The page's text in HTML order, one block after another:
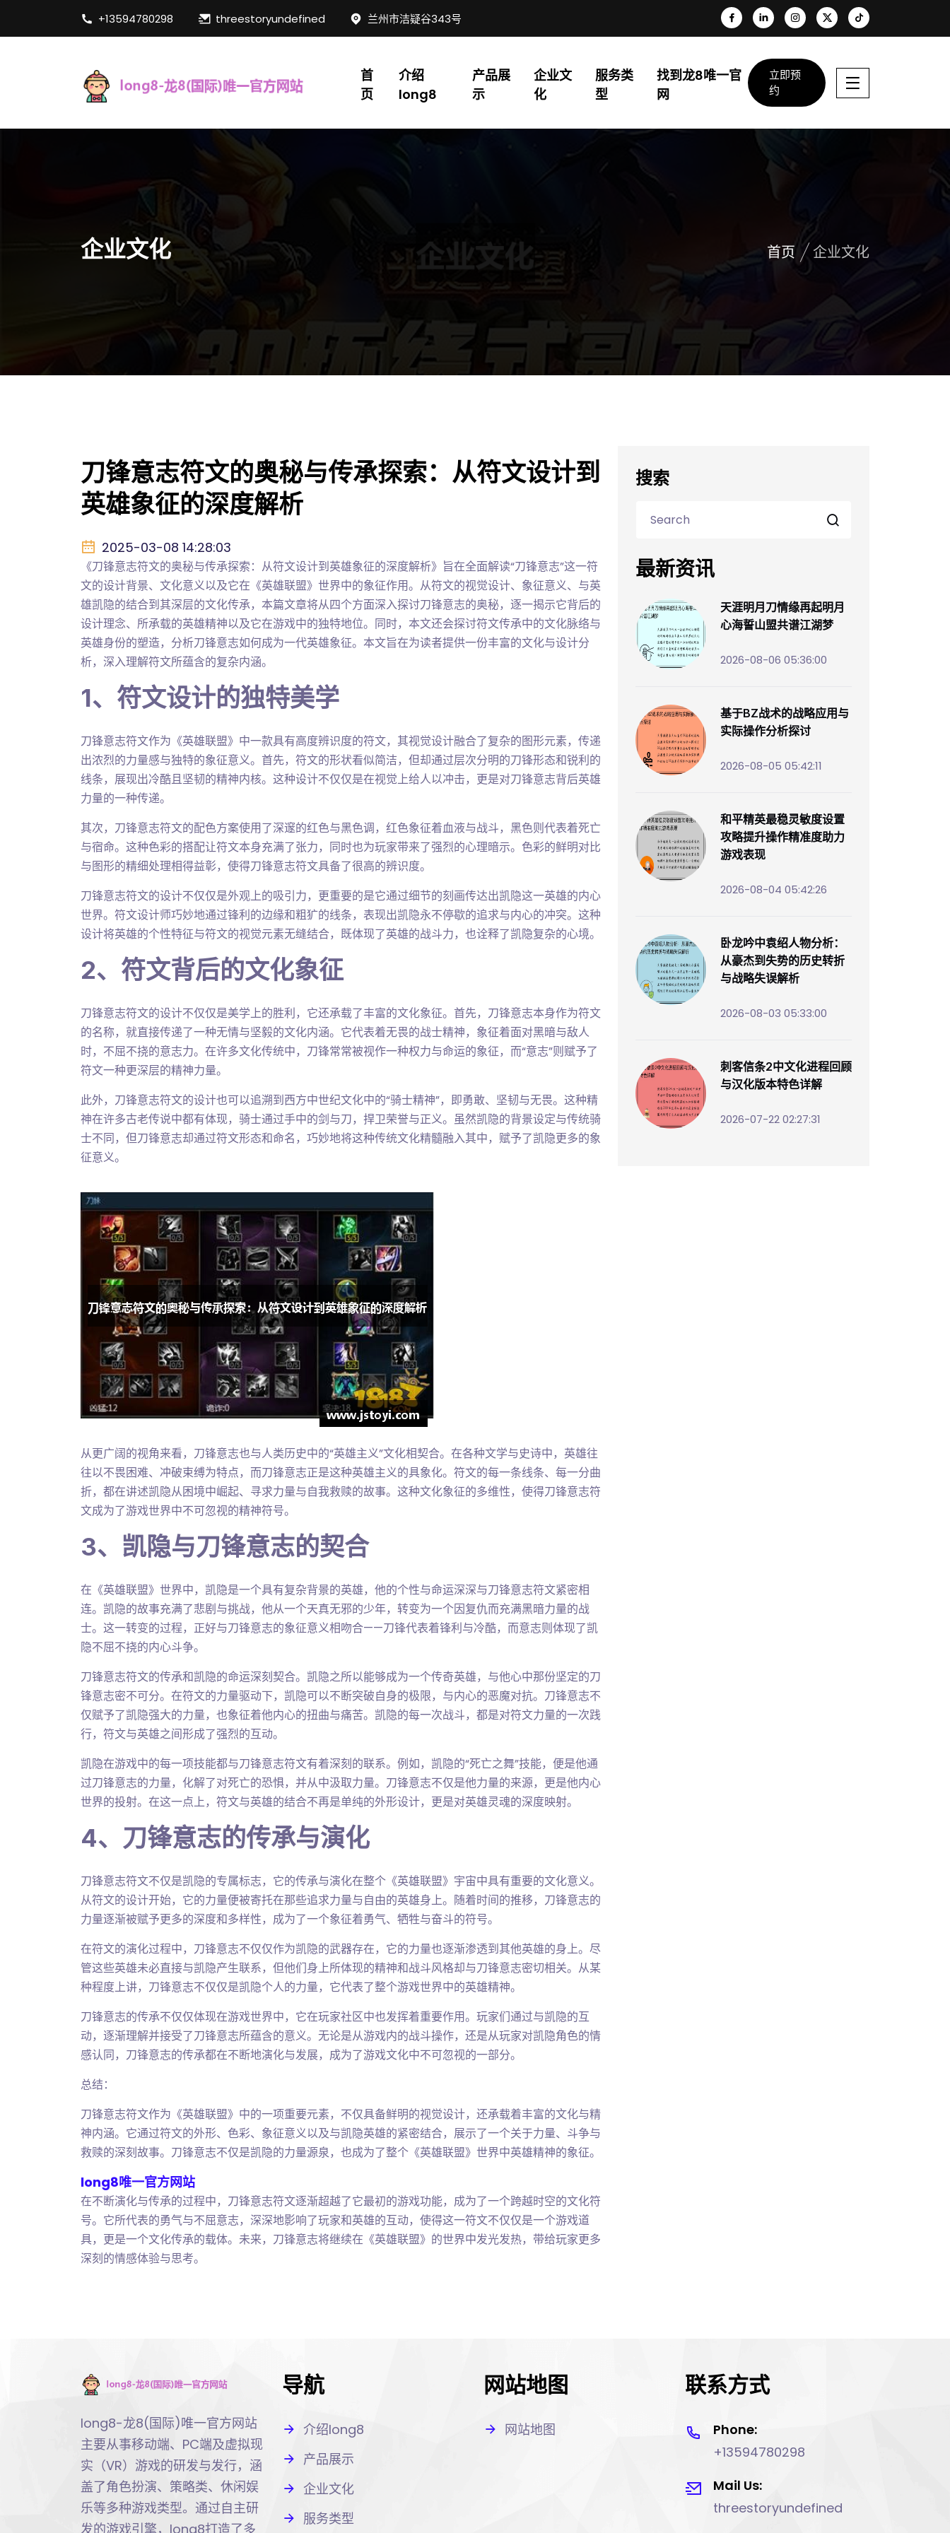
+13594780298 threestoryundefined 兰州市洁疑谷343号
首
页
介绍
long8
产品展
示
企业文
化
服务类
型
找到龙8唯一官
网
立即预
约
企业文化 首页 企业文化
刀锋意志符文的奥秘与传承探索：从符文设计到
英雄象征的深度解析
2025-03-08 14:28:03
《刀锋意志符文的奥秘与传承探索：从符文设计到英雄象征的深度解析》旨在全面解读“刀锋意志”这一符
文的设计背景、文化意义以及它在《英雄联盟》世界中的象征作用。从符文的视觉设计、象征意义、与英
雄凯隐的结合到其深层的文化传承，本篇文章将从四个方面深入探讨刀锋意志的奥秘，逐一揭示它背后的
设计理念、所承载的英雄精神以及它在游戏中的独特地位。同时，本文还会探讨符文传承中的文化脉络与
英雄身份的塑造，分析刀锋意志如何成为一代英雄象征。本文旨在为读者提供一份丰富的文化与设计分
析，深入理解符文所蕴含的复杂内涵。
1、符文设计的独特美学
刀锋意志符文作为《英雄联盟》中一款具有高度辨识度的符文，其视觉设计融合了复杂的图形元素，传递
出浓烈的力量感与独特的象征意义。首先，符文的形状看似简洁，但却通过层次分明的刀锋形态和锐利的
线条，展现出冷酷且坚韧的精神内核。这种设计不仅仅是在视觉上给人以冲击，更是对刀锋意志背后英雄
力量的一种传递。
其次，刀锋意志符文的配色方案使用了深邃的红色与黑色调，红色象征着血液与战斗，黑色则代表着死亡
与宿命。这种色彩的搭配让符文本身充满了张力，同时也为玩家带来了强烈的心理暗示。色彩的鲜明对比
与图形的精细处理相得益彰，使得刀锋意志符文具备了很高的辨识度。
刀锋意志符文的设计不仅仅是外观上的吸引力，更重要的是它通过细节的刻画传达出凯隐这一英雄的内心
世界。符文设计师巧妙地通过锋利的边缘和粗犷的线条，表现出凯隐永不停歇的追求与内心的冲突。这种
设计将英雄的个性特征与符文的视觉元素无缝结合，既体现了英雄的战斗力，也诠释了凯隐复杂的心境。
2、符文背后的文化象征
刀锋意志符文的设计不仅仅是美学上的胜利，它还承载了丰富的文化象征。首先，刀锋意志本身作为符文
的名称，就直接传递了一种无情与坚毅的文化内涵。它代表着无畏的战士精神，象征着面对黑暗与敌人
时，不屈不挠的意志力。在许多文化传统中，刀锋常常被视作一种权力与命运的象征，而“意志”则赋予了
符文一种更深层的精神力量。
此外，刀锋意志符文的设计也可以追溯到西方中世纪文化中的“骑士精神”，即勇敢、坚韧与无畏。这种精
神在许多古老传说中都有体现，骑士通过手中的剑与刀，捍卫荣誉与正义。虽然凯隐的背景设定与传统骑
士不同，但刀锋意志却通过符文形态和命名，巧妙地将这种传统文化精髓融入其中，赋予了凯隐更多的象
征意义。
从更广阔的视角来看，刀锋意志也与人类历史中的“英雄主义”文化相契合。在各种文学与史诗中，英雄往
往以不畏困难、冲破束缚为特点，而刀锋意志正是这种英雄主义的具象化。符文的每一条线条、每一分曲
折，都在讲述凯隐从困境中崛起、寻求力量与自我救赎的故事。这种文化象征的多维性，使得刀锋意志符
文成为了游戏世界中不可忽视的精神符号。
3、凯隐与刀锋意志的契合
在《英雄联盟》世界中，凯隐是一个具有复杂背景的英雄，他的个性与命运深深与刀锋意志符文紧密相
连。凯隐的故事充满了悲剧与挑战，他从一个天真无邪的少年，转变为一个因复仇而充满黑暗力量的战
士。这一转变的过程，正好与刀锋意志的象征意义相吻合——刀锋代表着锋利与冷酷，而意志则体现了凯
隐不屈不挠的内心斗争。
刀锋意志符文的传承和凯隐的命运深刻契合。凯隐之所以能够成为一个传奇英雄，与他心中那份坚定的刀
锋意志密不可分。在符文的力量驱动下，凯隐可以不断突破自身的极限，与内心的恶魔对抗。刀锋意志不
仅赋予了凯隐强大的力量，也象征着他内心的扭曲与痛苦。凯隐的每一次战斗，都是对符文力量的一次践
行，符文与英雄之间形成了强烈的互动。
凯隐在游戏中的每一项技能都与刀锋意志符文有着深刻的联系。例如，凯隐的“死亡之舞”技能，便是他通
过刀锋意志的力量，化解了对死亡的恐惧，并从中汲取力量。刀锋意志不仅是他力量的来源，更是他内心
世界的投射。在这一点上，符文与英雄的结合不再是单纯的外形设计，更是对英雄灵魂的深度映射。
4、刀锋意志的传承与演化
刀锋意志符文不仅是凯隐的专属标志，它的传承与演化在整个《英雄联盟》宇宙中具有重要的文化意义。
从符文的设计开始，它的力量便被寄托在那些追求力量与自由的英雄身上。随着时间的推移，刀锋意志的
力量逐渐被赋予更多的深度和多样性，成为了一个象征着勇气、牺牲与奋斗的符号。
在符文的演化过程中，刀锋意志不仅仅作为凯隐的武器存在，它的力量也逐渐渗透到其他英雄的身上。尽
管这些英雄未必直接与凯隐产生联系，但他们身上所体现的精神和战斗风格却与刀锋意志密切相关。从某
种程度上讲，刀锋意志不仅仅是凯隐个人的力量，它代表了整个游戏世界中的英雄精神。
刀锋意志的传承不仅仅体现在游戏世界中，它在玩家社区中也发挥着重要作用。玩家们通过与凯隐的互
动，逐渐理解并接受了刀锋意志所蕴含的意义。无论是从游戏内的战斗操作，还是从玩家对凯隐角色的情
感认同，刀锋意志的传承都在不断地演化与发展，成为了游戏文化中不可忽视的一部分。
总结：
刀锋意志符文作为《英雄联盟》中的一项重要元素，不仅具备鲜明的视觉设计，还承载着丰富的文化与精
神内涵。它通过符文的外形、色彩、象征意义以及与凯隐英雄的紧密结合，展示了一个关于力量、斗争与
救赎的深刻故事。刀锋意志不仅是凯隐的力量源泉，也成为了整个《英雄联盟》世界中英雄精神的象征。
long8唯一官方网站
在不断演化与传承的过程中，刀锋意志符文逐渐超越了它最初的游戏功能，成为了一个跨越时空的文化符
号。它所代表的勇气与不屈意志，深深地影响了玩家和英雄的互动，使得这一符文不仅仅是一个游戏道
具，更是一个文化传承的载体。未来，刀锋意志将继续在《英雄联盟》的世界中发光发热，带给玩家更多
深刻的情感体验与思考。
搜索
最新资讯
天涯明月刀情缘再起明月
心海誓山盟共谱江湖梦
2026-08-06 05:36:00
基于BZ战术的战略应用与
实际操作分析探讨
2026-08-05 05:42:11
和平精英最稳灵敏度设置
攻略提升操作精准度助力
游戏表现
2026-08-04 05:42:26
卧龙吟中袁绍人物分析：
从豪杰到失势的历史转折
与战略失误解析
2026-08-03 05:33:00
刺客信条2中文化进程回顾
与汉化版本特色详解
2026-07-22 02:27:31
long8-龙8(国际)唯一官方网站
主要从事移动端、PC端及虚拟现
实（VR）游戏的研发与发行，涵
盖了角色扮演、策略类、休闲娱
乐等多种游戏类型。通过自主研
发的游戏引擎，long8打造了多
导航
介绍long8
产品展示
企业文化
服务类型
网站地图
网站地图
联系方式
Phone:
+13594780298
Mail Us:
threestoryundefined